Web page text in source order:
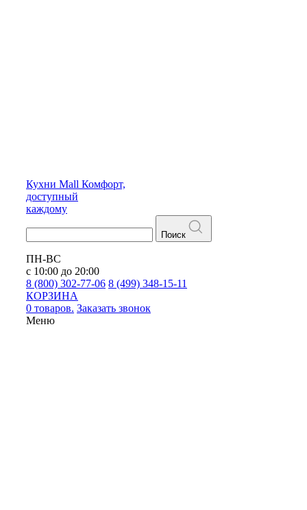
Кухни Mall Комфорт,
доступный
каждому
Поиск
ПН-ВС
с 10:00 до 20:00
8 (800) 302-77-06 8 (499) 348-15-11
КОРЗИНА
0 товаров. Заказать звонок
Меню